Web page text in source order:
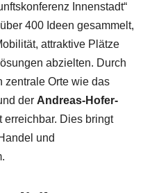
Innenstadt“
400 Ideen gesammelt,
attraktive Plätze
abzielten. Durch
zentrale Orte wie das
der Andreas-Hofer-
erreichbar. Dies bringt
und